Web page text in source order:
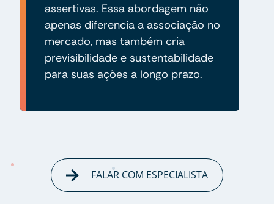
assertivas. Essa abordagem não
apenas diferencia a associação no
mercado, mas também cria
previsibilidade e sustentabilidade
para suas ações a longo prazo.
FALAR COM ESPECIALISTA